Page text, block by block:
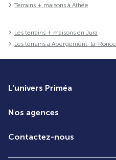
Terrains + maisons à Athée
Les terrains + maisons en Jura
Les terrains à Abergement-la-Ronce
L'univers Priméa
Nos agences
Contactez-nous